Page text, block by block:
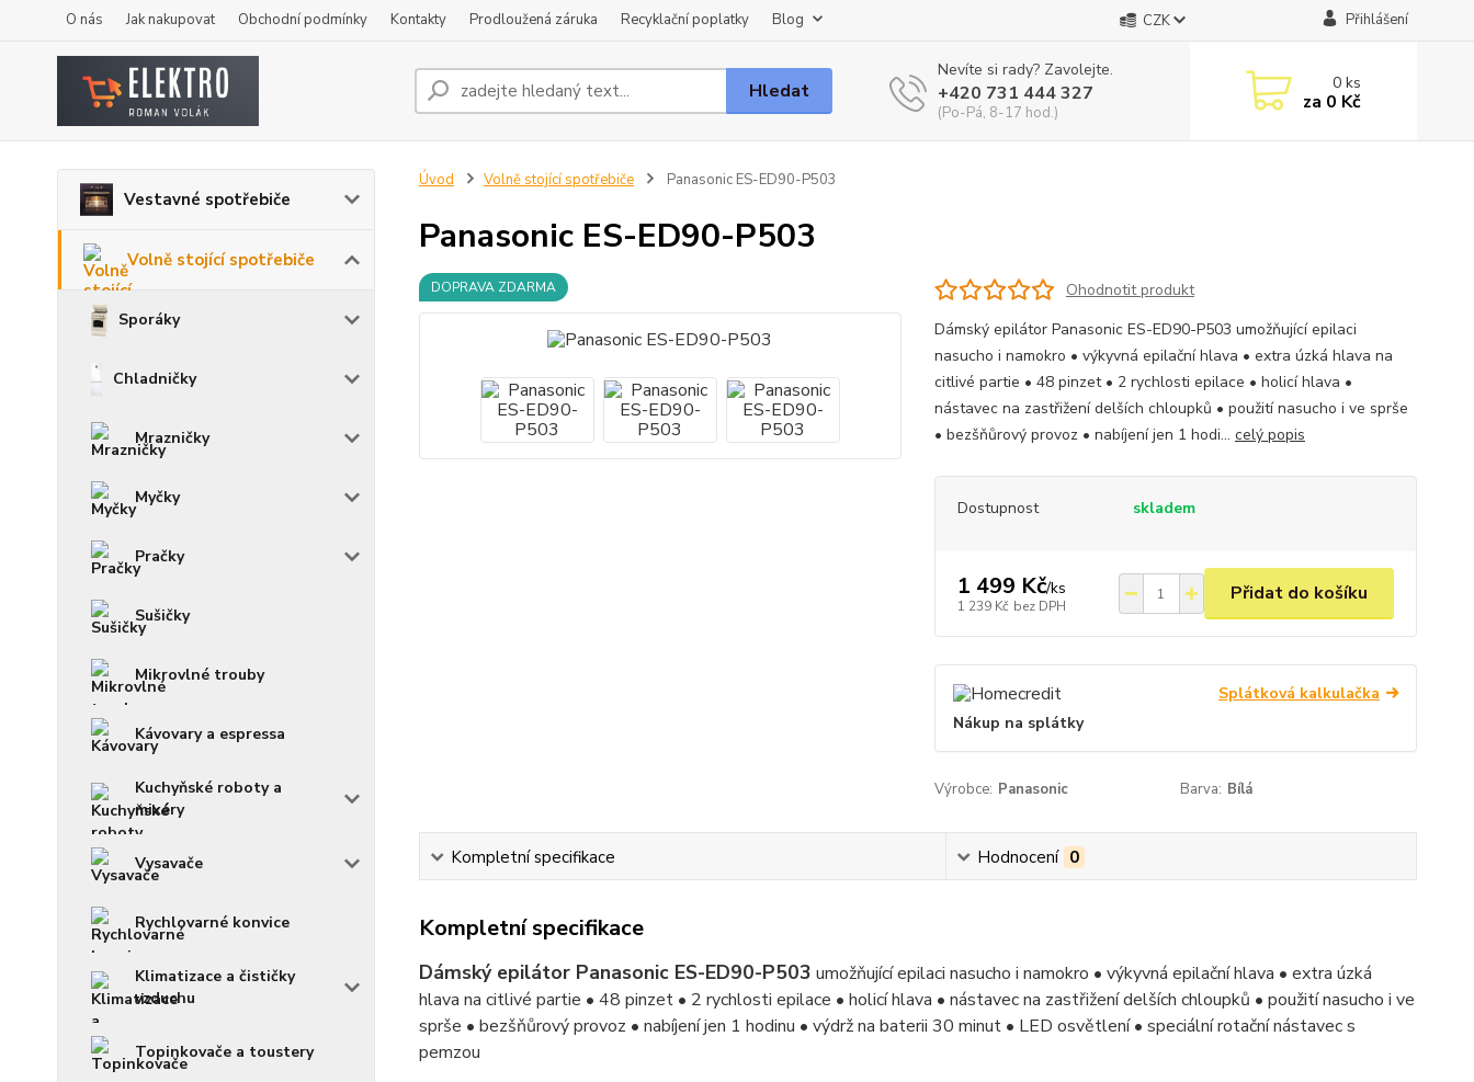
O nás Jak nakupovat Obchodní podmínky Kontakty Prodloužená záruka Recyklační poplatky Blog CZK Přihlášení
Hledat
Nevíte si rady? Zavolejte.
+420 731 444 327
(Po-Pá, 8-17 hod.)
0ks
za 0 Kč
Vestavné spotřebiče
Volně stojící spotřebiče
Sporáky
Chladničky
Mrazničky
Myčky
Pračky
Sušičky
Mikrovlné trouby
Kávovary a espressa
Kuchyňské roboty a
mixéry
Vysavače
Rychlovarné konvice
Klimatizace a čističky
vzduchu
Topinkovače a toustery
Úvod Volně stojící spotřebiče Panasonic ES-ED90-P503
Panasonic ES-ED90-P503
DOPRAVA ZDARMA
Ohodnotit produkt
Dámský epilátor Panasonic ES-ED90-P503 umožňující epilaci
nasucho i namokro • výkyvná epilační hlava • extra úzká hlava na
citlivé partie • 48 pinzet • 2 rychlosti epilace • holicí hlava •
nástavec na zastřižení delších chloupků • použití nasucho i ve sprše
• bezšňůrový provoz • nabíjení jen 1 hodi... celý popis
Dostupnost skladem
1 499 Kč/ks
1 239 Kč bez DPH
Přidat do košíku
Splátková kalkulačka
Nákup na splátky
Výrobce: Panasonic Barva: Bílá
Kompletní specifikace Hodnocení 0
Kompletní specifikace
Dámský epilátor Panasonic ES-ED90-P503 umožňující epilaci nasucho i namokro • výkyvná epilační hlava • extra úzká
hlava na citlivé partie • 48 pinzet • 2 rychlosti epilace • holicí hlava • nástavec na zastřižení delších chloupků • použití nasucho i ve
sprše • bezšňůrový provoz • nabíjení jen 1 hodinu • výdrž na baterii 30 minut • LED osvětlení • speciální rotační nástavec s
pemzou